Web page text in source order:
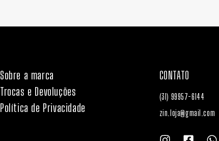
Sobre a marca
Trocas e Devoluções
Política de Privacidade
CONTATO
(31) 99957-6144
zin.loja@gmail.com